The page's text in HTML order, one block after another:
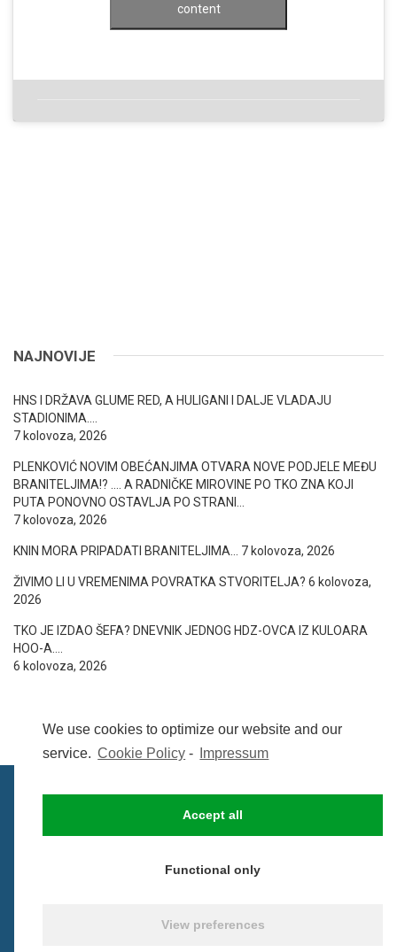
We use cookies to optimize our website and our
service. Cookie Policy - Impressum
Accept all
Functional only
View preferences
content
NAJNOVIJE
HNS I DRŽAVA GLUME RED, A HULIGANI I DALJE VLADAJU
STADIONIMA….
7 kolovoza, 2026
PLENKOVIĆ NOVIM OBEĆANJIMA OTVARA NOVE PODJELE MEĐU
BRANITELJIMA!? …. A RADNIČKE MIROVINE PO TKO ZNA KOJI
PUTA PONOVNO OSTAVLJA PO STRANI…
7 kolovoza, 2026
KNIN MORA PRIPADATI BRANITELJIMA… 7 kolovoza, 2026
ŽIVIMO LI U VREMENIMA POVRATKA STVORITELJA? 6 kolovoza,
2026
TKO JE IZDAO ŠEFA? DNEVNIK JEDNOG HDZ-OVCA IZ KULOARA
HOO-A….
6 kolovoza, 2026